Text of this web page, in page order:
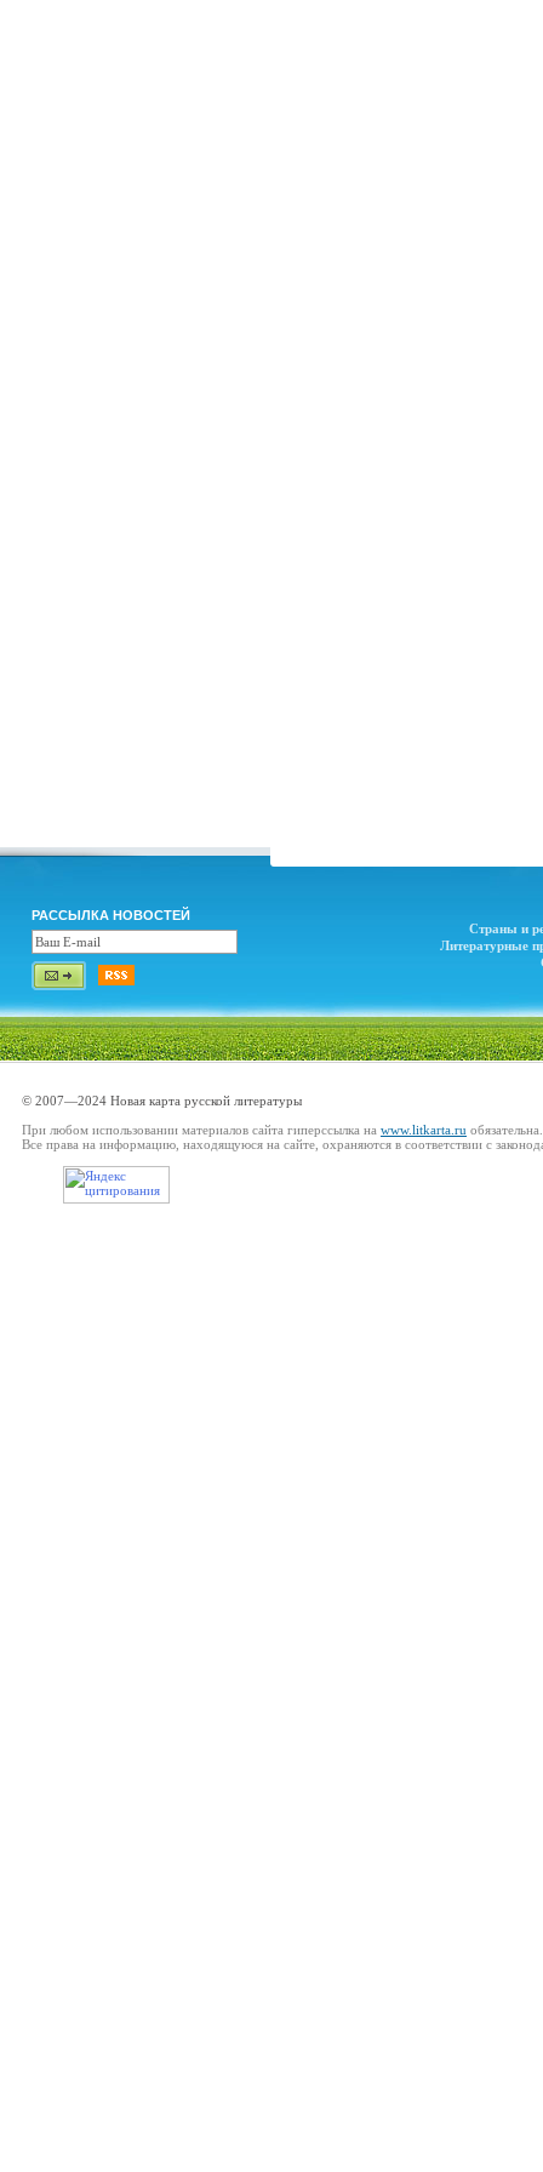
РАССЫЛКА НОВОСТЕЙ
Страны и
Литературные
© 2007—2024 Новая карта русской литературы
При любом использовании материалов сайта гиперссылка на www.litkarta.ru обязательна.
Все права на информацию, находящуюся на сайте, охраняются в соответствии с